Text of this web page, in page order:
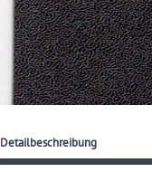
Detailbeschreibung